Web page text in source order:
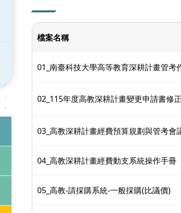
檔案名稱
01_南臺科技大學高等教育深耕計畫管
02_115年度高教深耕計畫變更申請書修
03_高教深耕計畫經費預算規劃與管考會
04_高教深耕計畫經費動支系統操作手冊
05_高教-請採購系統-一般採購(比議價)